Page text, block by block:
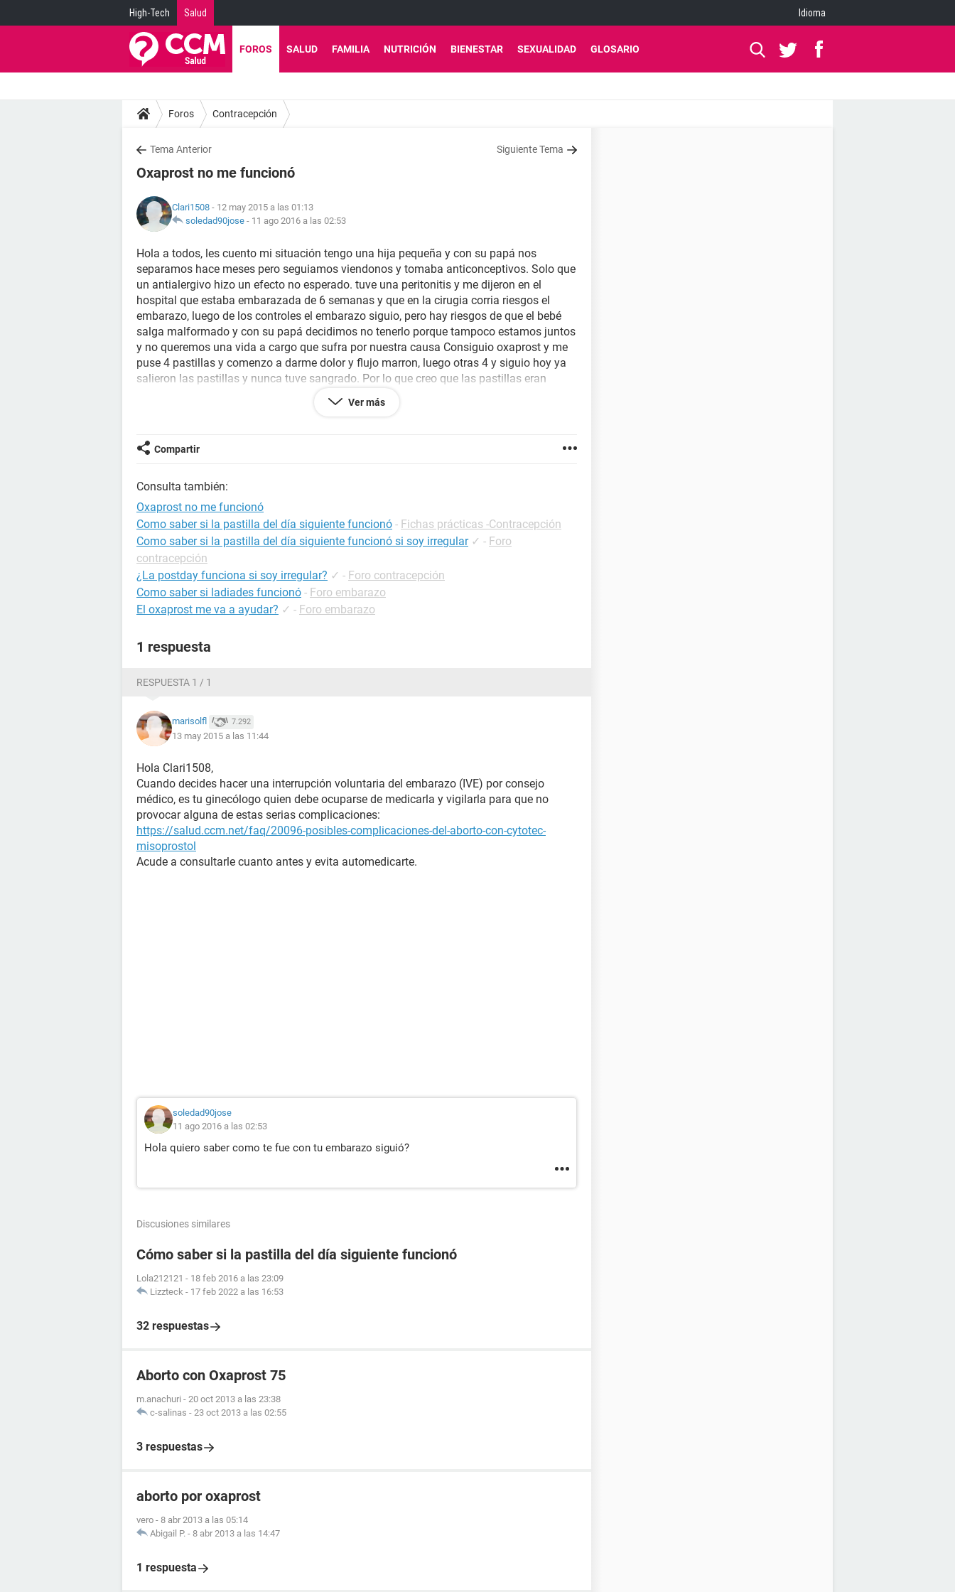
High-Tech Salud Idioma
FOROS SALUD FAMILIA NUTRICIÓN BIENESTAR SEXUALIDAD GLOSARIO
Foros Contracepción
Tema Anterior Siguiente Tema
Oxaprost no me funcionó
Clari1508 - 12 may 2015 a las 01:13
soledad90jose - 11 ago 2016 a las 02:53
Hola a todos, les cuento mi situación tengo una hija pequeña y con su papá nos
separamos hace meses pero seguiamos viendonos y tomaba anticonceptivos. Solo que
un antialergivo hizo un efecto no esperado. tuve una peritonitis y me dijeron en el
hospital que estaba embarazada de 6 semanas y que en la cirugia corria riesgos el
embarazo, luego de los controles el embarazo siguio, pero hay riesgos de que el bebé
salga malformado y con su papá decidimos no tenerlo porque tampoco estamos juntos
y no queremos una vida a cargo que sufra por nuestra causa Consiguio oxaprost y me
puse 4 pastillas y comenzo a darme dolor y flujo marron, luego otras 4 y siguio hoy ya
salieron las pastillas y nunca tuve sangrado. Por lo que creo que las pastillas eran
me ayuden diciendome dónde consiguieron las pastillas de manera confiable. Soy de
Ver más
Compartir
Consulta también:
Oxaprost no me funcionó
Como saber si la pastilla del día siguiente funcionó - Fichas prácticas -Contracepción
Como saber si la pastilla del día siguiente funcionó si soy irregular ✓ - Foro
contracepción
¿La postday funciona si soy irregular? ✓ - Foro contracepción
Como saber si ladiades funcionó - Foro embarazo
El oxaprost me va a ayudar? ✓ - Foro embarazo
1 respuesta
RESPUESTA 1 / 1
marisolfl 7.292
13 may 2015 a las 11:44
Hola Clari1508,
Cuando decides hacer una interrupción voluntaria del embarazo (IVE) por consejo
médico, es tu ginecólogo quien debe ocuparse de medicarla y vigilarla para que no
provocar alguna de estas serias complicaciones:
https://salud.ccm.net/faq/20096-posibles-complicaciones-del-aborto-con-cytotec-
misoprostol
Acude a consultarle cuanto antes y evita automedicarte.
soledad90jose
11 ago 2016 a las 02:53
Hola quiero saber como te fue con tu embarazo siguió?
Discusiones similares
Cómo saber si la pastilla del día siguiente funcionó
Lola212121 - 18 feb 2016 a las 23:09
Lizzteck - 17 feb 2022 a las 16:53
32 respuestas
Aborto con Oxaprost 75
m.anachuri - 20 oct 2013 a las 23:38
c-salinas - 23 oct 2013 a las 02:55
3 respuestas
aborto por oxaprost
vero - 8 abr 2013 a las 05:14
Abigail P. - 8 abr 2013 a las 14:47
1 respuesta